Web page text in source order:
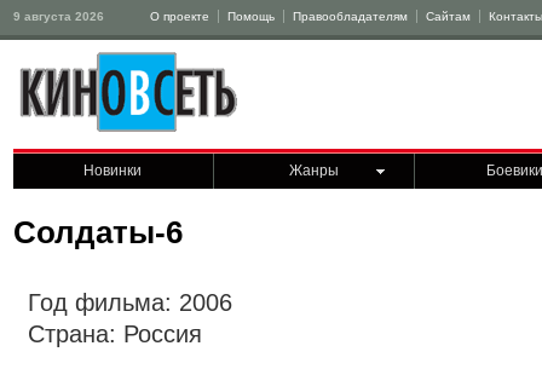
9 августа 2026 О проекте Помощь Правообладателям Сайтам Контакты
Новинки Жанры Боевики
Солдаты-6
Год фильма: 2006
Страна: Россия